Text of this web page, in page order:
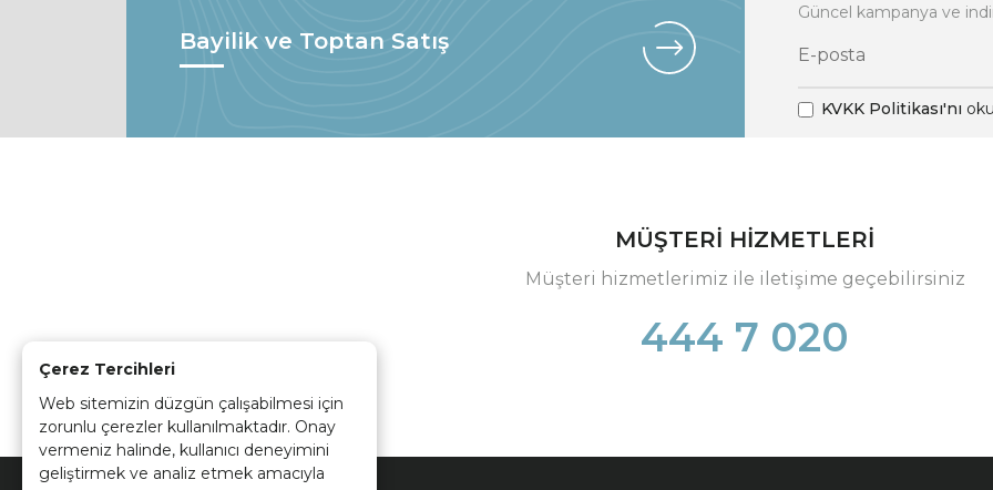
Çerez Tercihleri
Web sitemizin düzgün çalışabilmesi için
zorunlu çerezler kullanılmaktadır. Onay
vermeniz halinde, kullanıcı deneyimini
geliştirmek ve analiz etmek amacıyla
Bayilik ve Toptan Satış
Güncel kampanya ve
KVKK Politikası'nı
MÜŞTERİ HİZMETLERİ
Müşteri hizmetlerimiz ile iletişime geçebilirsiniz
444 7 020